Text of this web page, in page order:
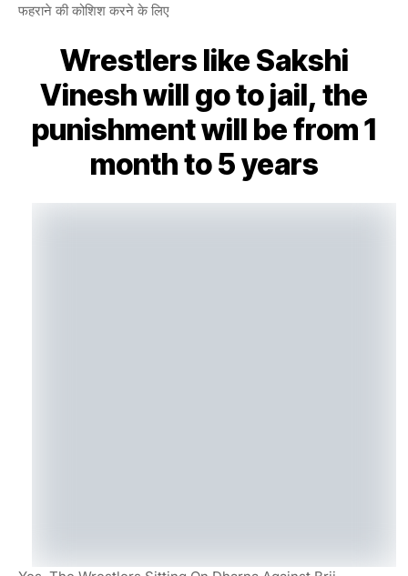
फहराने की कोशिश करने के लिए
Wrestlers like Sakshi
Vinesh will go to jail, the
punishment will be from 1
month to 5 years